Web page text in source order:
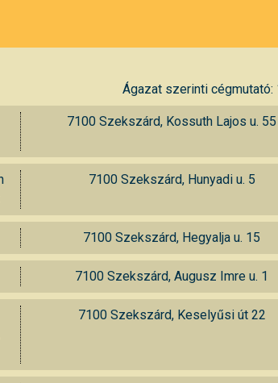
Ágazat szerinti cégmutató:
7100 Szekszárd, Kossuth Lajos u. 55
7100 Szekszárd, Hunyadi u. 5
7100 Szekszárd, Hegyalja u. 15
7100 Szekszárd, Augusz Imre u. 1
7100 Szekszárd, Keselyűsi út 22